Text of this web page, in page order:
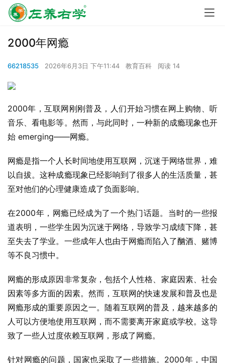
2000年网瘾
66218535 2026年6月3日 下午11:44 教育百科 阅读 14
2000年，互联网刚刚普及，人们开始习惯在网上购物、听
音乐、看电影等。然而，与此同时，一种新的成瘾现象也开
始 emerging——网瘾。
网瘾是指一个人长时间地使用互联网，沉迷于网络世界，难
以自拔。这种成瘾现象已经影响到了很多人的生活质量，甚
至对他们的心理健康造成了负面影响。
在2000年，网瘾已经成为了一个热门话题。当时的一些报
道表明，一些学生因为沉迷于网络，导致学习成绩下降，甚
至失去了学业。一些成年人也由于网瘾而陷入了酗酒、赌博
等不良习惯中。
网瘾的形成原因非常复杂，包括个人性格、家庭因素、社会
因素等多方面的因素。然而，互联网的快速发展和普及也是
网瘾形成的重要原因之一。随着互联网的普及，越来越多的
人可以方便地使用互联网，而不需要离开家庭或学校。这导
致了一些人过度依赖互联网，形成了网瘾。
针对网瘾的问题，国家也采取了一些措施。2000年，中国